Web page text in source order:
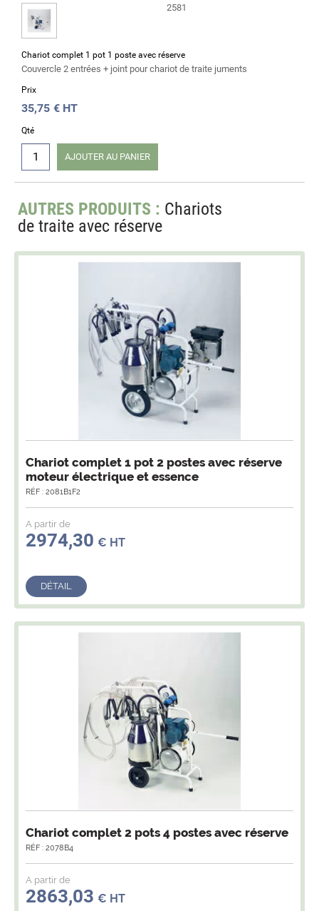
2581
Chariot complet 1 pot 1 poste avec réserve
Couvercle 2 entrées + joint pour chariot de traite juments
Prix
35,75 € HT
Qté
AJOUTER AU PANIER
AUTRES PRODUITS : Chariots
de traite avec réserve
Chariot complet 1 pot 2 postes avec réserve
moteur électrique et essence
RÉF : 2081B1F2
A partir de
2974,30 € HT
DÉTAIL
Chariot complet 2 pots 4 postes avec réserve
RÉF : 2078B4
A partir de
2863,03 € HT